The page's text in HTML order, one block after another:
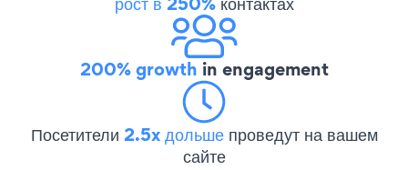
200% growth in engagement
Посетители 2.5x дольше проведут на вашем
сайте